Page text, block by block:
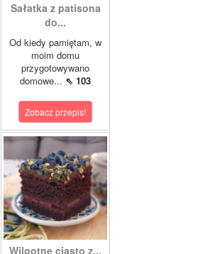
Sałatka z patisona
do...
Od kiedy pamiętam, w
moim domu
przygotowywano
domowe... ⇖ 103
Zobacz przepis!
Wilgotne ciasto z...